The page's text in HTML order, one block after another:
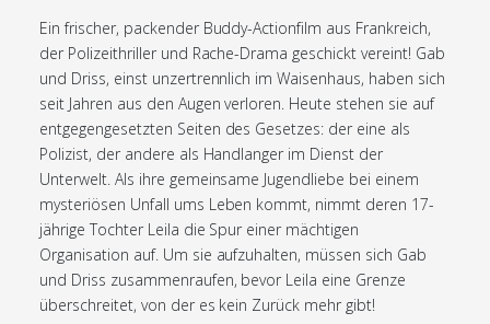
Ein frischer, packender Buddy-Actionfilm aus Frankreich,
der Polizeithriller und Rache-Drama geschickt vereint! Gab
und Driss, einst unzertrennlich im Waisenhaus, haben sich
seit Jahren aus den Augen verloren. Heute stehen sie auf
entgegengesetzten Seiten des Gesetzes: der eine als
Polizist, der andere als Handlanger im Dienst der
Unterwelt. Als ihre gemeinsame Jugendliebe bei einem
mysteriösen Unfall ums Leben kommt, nimmt deren 17-
jährige Tochter Leila die Spur einer mächtigen
Organisation auf. Um sie aufzuhalten, müssen sich Gab
und Driss zusammenraufen, bevor Leila eine Grenze
überschreitet, von der es kein Zurück mehr gibt!